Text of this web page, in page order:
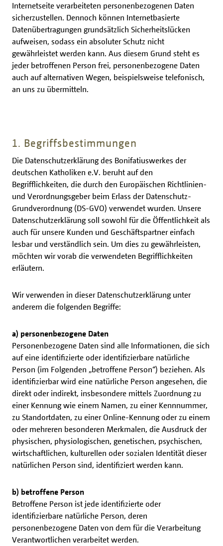
Internetseite verarbeiteten personenbezogenen Daten
sicherzustellen. Dennoch können Internetbasierte
Datenübertragungen grundsätzlich Sicherheitslücken
aufweisen, sodass ein absoluter Schutz nicht
gewährleistet werden kann. Aus diesem Grund steht es
jeder betroffenen Person frei, personenbezogene Daten
auch auf alternativen Wegen, beispielsweise telefonisch,
an uns zu übermitteln.
1. Begriffsbestimmungen
Die Datenschutzerklärung des Bonifatiuswerkes der
deutschen Katholiken e.V. beruht auf den
Begrifflichkeiten, die durch den Europäischen Richtlinien-
und Verordnungsgeber beim Erlass der Datenschutz-
Grundverordnung (DS-GVO) verwendet wurden. Unsere
Datenschutzerklärung soll sowohl für die Öffentlichkeit als
auch für unsere Kunden und Geschäftspartner einfach
lesbar und verständlich sein. Um dies zu gewährleisten,
möchten wir vorab die verwendeten Begrifflichkeiten
erläutern.
Wir verwenden in dieser Datenschutzerklärung unter
anderem die folgenden Begriffe:
a) personenbezogene Daten
Personenbezogene Daten sind alle Informationen, die sich
auf eine identifizierte oder identifizierbare natürliche
Person (im Folgenden „betroffene Person“) beziehen. Als
identifizierbar wird eine natürliche Person angesehen, die
direkt oder indirekt, insbesondere mittels Zuordnung zu
einer Kennung wie einem Namen, zu einer Kennnummer,
zu Standortdaten, zu einer Online-Kennung oder zu einem
oder mehreren besonderen Merkmalen, die Ausdruck der
physischen, physiologischen, genetischen, psychischen,
wirtschaftlichen, kulturellen oder sozialen Identität dieser
natürlichen Person sind, identifiziert werden kann.
b) betroffene Person
Betroffene Person ist jede identifizierte oder
identifizierbare natürliche Person, deren
personenbezogene Daten von dem für die Verarbeitung
Verantwortlichen verarbeitet werden.